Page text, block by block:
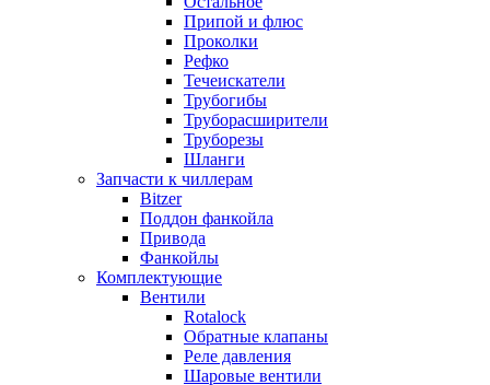
Припой и флюс
Проколки
Рефко
Течеискатели
Трубогибы
Труборасширители
Труборезы
Шланги
Запчасти к чиллерам
Bitzer
Поддон фанкойла
Привода
Фанкойлы
Комплектующие
Вентили
Rotalock
Обратные клапаны
Реле давления
Шаровые вентили